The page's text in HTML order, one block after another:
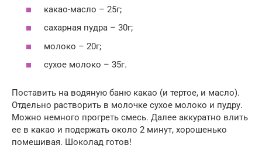
какао-масло – 25г;
сахарная пудра – 30г;
молоко – 20г;
сухое молоко – 35г.
Поставить на водяную баню какао (и тертое, и масло).
Отдельно растворить в молочке сухое молоко и пудру.
Можно немного прогреть смесь. Далее аккуратно влить
ее в какао и подержать около 2 минут, хорошенько
помешивая. Шоколад готов!